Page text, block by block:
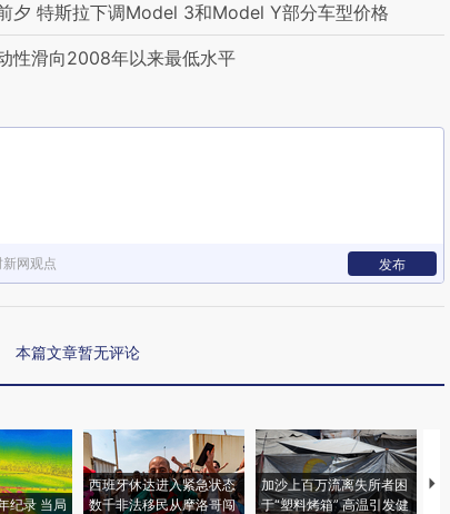
夕 特斯拉下调Model 3和Model Y部分车型价格
性滑向2008年以来最低水平
网观点 发布
本篇文章暂无评论
纪录 当局
西班牙休达进入紧急状态
数千非法移民从摩洛哥闯
加沙上百万流离失所者困
于“塑料烤箱” 高温引发健
马